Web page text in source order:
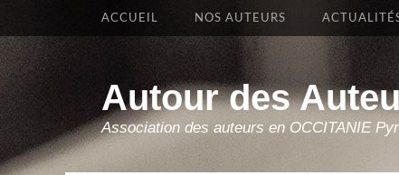
Autour des
Association des auteurs en OCCITANIE
Premier Menu
Aller
ACCUEIL NOS AUTEURS